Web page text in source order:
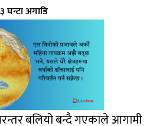
३ घन्टा अगाडि
बलियो बन्दै गएकाले आगामी